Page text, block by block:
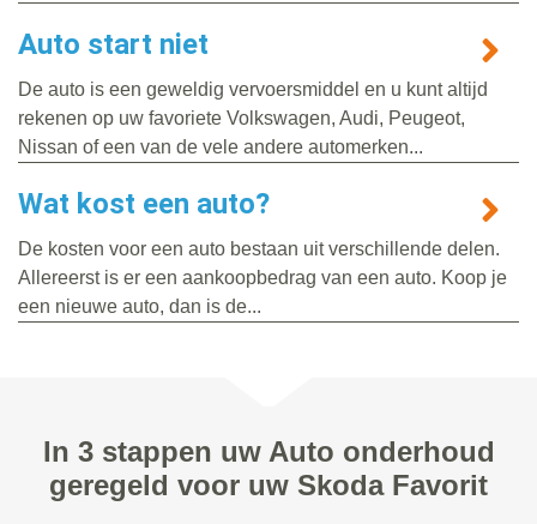
Auto start niet
De auto is een geweldig vervoersmiddel en u kunt altijd
rekenen op uw favoriete Volkswagen, Audi, Peugeot,
Nissan of een van de vele andere automerken...
Wat kost een auto?
De kosten voor een auto bestaan uit verschillende delen.
Allereerst is er een aankoopbedrag van een auto. Koop je
een nieuwe auto, dan is de...
In 3 stappen uw Auto onderhoud
geregeld voor uw Skoda Favorit